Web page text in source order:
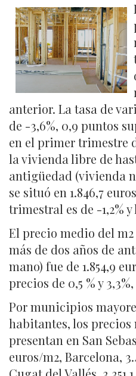
anterior. La tasa de
de -3,6%, 0,9 puntos
en el primer trimestre
la vivienda libre de
antigüedad (vivienda
se situó en 1.846,7
trimestral es de -1,2%
El precio medio del
más de dos años de
mano) fue de 1.854,9
precios de 0,5 % y
Por municipios
habitantes, los precios
presentan en San
euros/m2, Barcelona,